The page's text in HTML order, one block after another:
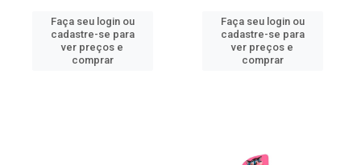
Faça seu login ou
cadastre-se para
ver preços e
comprar
Faça seu login ou
cadastre-se para
ver preços e
comprar